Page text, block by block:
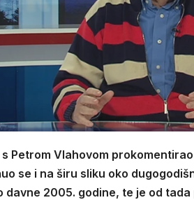
Petrom Vlahovom
se i na širu sliku oko
2005. godine, te je od